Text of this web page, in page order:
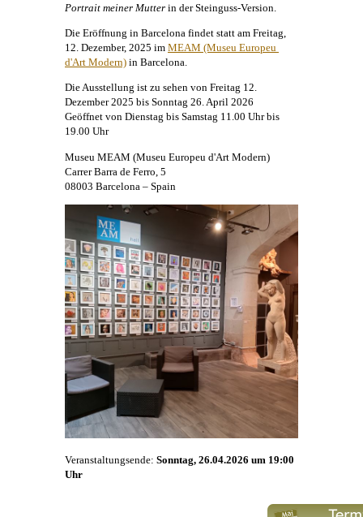
Portrait meiner Mutter in der Steinguss-Version.
Die Eröffnung in Barcelona findet statt am Freitag,
12. Dezember, 2025 im MEAM (Museu Europeu
d'Art Modern) in Barcelona.
Die Ausstellung ist zu sehen von Freitag 12.
Dezember 2025 bis Sonntag 26. April 2026
Geöffnet von Dienstag bis Samstag 11.00 Uhr bis
19.00 Uhr
​Museu MEAM (Museu Europeu d'Art Modern)
Carrer Barra de Ferro, 5
08003 Barcelona – Spain
Veranstaltungsende: Sonntag, 26.04.2026 um 19:00
Uhr